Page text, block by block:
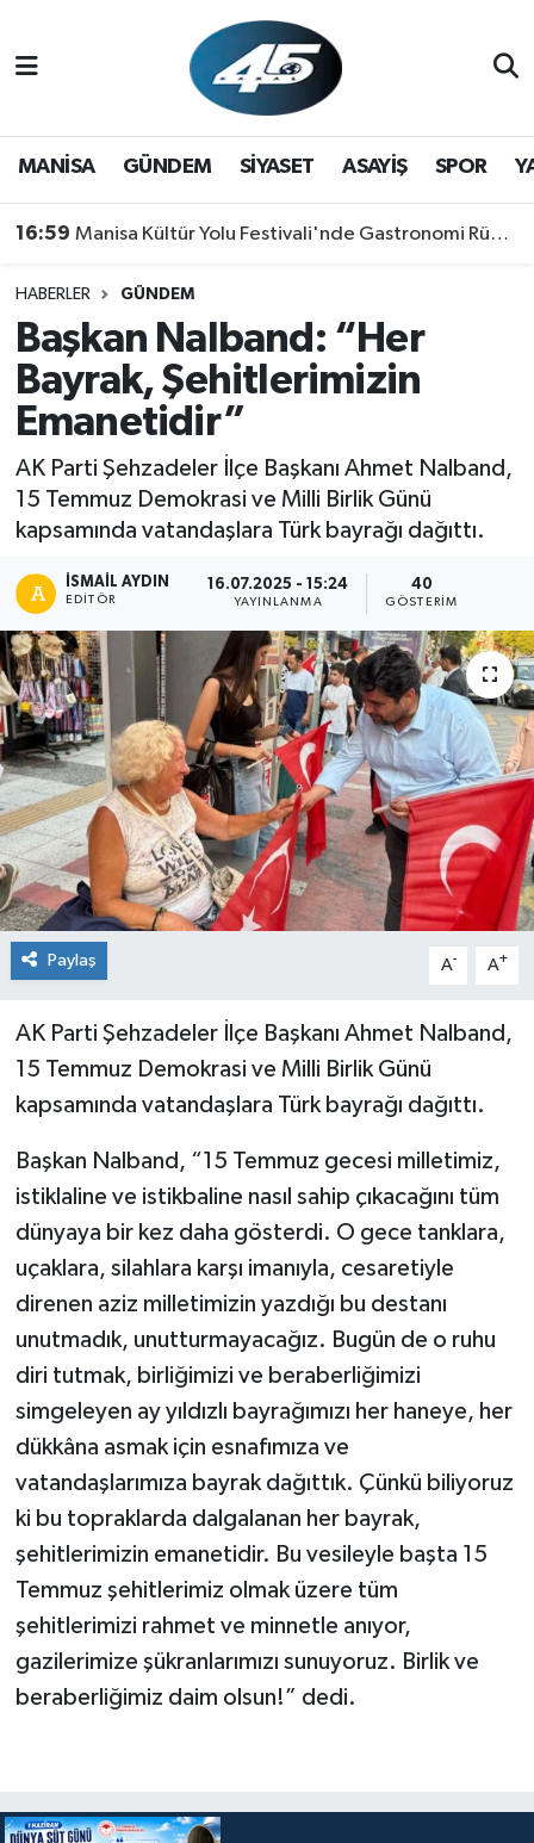
MANİSA GÜNDEM SİYASET ASAYİŞ SPOR
16:59 Manisa Kültür Yolu Festivali'nde Gastronomi Rüzgarı: Lezzetin Yıldızı "Manisa Kebabı" Oldu!
HABERLER GÜNDEM
Başkan Nalband: “Her
Bayrak, Şehitlerimizin
Emanetidir”
AK Parti Şehzadeler İlçe Başkanı Ahmet Nalband,
15 Temmuz Demokrasi ve Milli Birlik Günü
kapsamında vatandaşlara Türk bayrağı dağıttı.
İSMAIL AYDIN
EDITÖR
16.07.2025 - 15:24
YAYINLANMA
40
GÖSTERIM
Paylaş A- A+
AK Parti Şehzadeler İlçe Başkanı Ahmet Nalband,
15 Temmuz Demokrasi ve Milli Birlik Günü
kapsamında vatandaşlara Türk bayrağı dağıttı.
Başkan Nalband, “15 Temmuz gecesi milletimiz,
istiklaline ve istikbaline nasıl sahip çıkacağını tüm
dünyaya bir kez daha gösterdi. O gece tanklara,
uçaklara, silahlara karşı imanıyla, cesaretiyle
direnen aziz milletimizin yazdığı bu destanı
unutmadık, unutturmayacağız. Bugün de o ruhu
diri tutmak, birliğimizi ve beraberliğimizi
simgeleyen ay yıldızlı bayrağımızı her haneye, her
dükkâna asmak için esnafımıza ve
vatandaşlarımıza bayrak dağıttık. Çünkü biliyoruz
ki bu topraklarda dalgalanan her bayrak,
şehitlerimizin emanetidir. Bu vesileyle başta 15
Temmuz şehitlerimiz olmak üzere tüm
şehitlerimizi rahmet ve minnetle anıyor,
gazilerimize şükranlarımızı sunuyoruz. Birlik ve
beraberliğimiz daim olsun!” dedi.
GÜNDEM
SPOR
YAŞAM
RESMİ REKLAM
Hava Durumu
Trafik Durumu
Son Dakika Haberleri
Haber Arşivi